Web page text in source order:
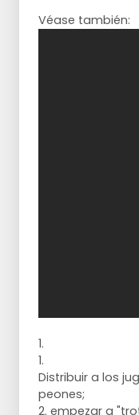
Véase también:
1.
1.
Distribuir a los
peones;
2. empezar a